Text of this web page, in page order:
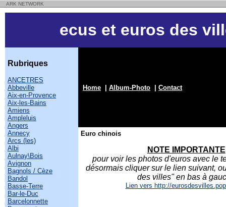
ARK NETWORK
ecus et euros des
Rubriques
ANCETRES
Abbeville
Aix-en-Provence
Aix-les-Bains
Amiens
Ampleluis
Angers
Annecy
Arcs (les)
Albi
Aulnay\Bois
Avignon
Bagnols / Cèze
Bandol
Basse-Terre
Bar-le-Duc
Barcelonnette
Home Album-Photo Contact
Euro chinois
NOTE IMPORTANTE
pour voir les photos d'euros avec le
désormais cliquer sur le lien suivant,
des villes" en bas à
Lien vers http://